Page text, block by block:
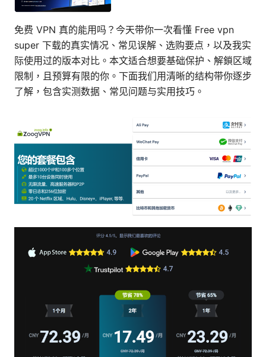
免费 VPN 真的能用吗？今天带你一次看懂 Free vpn
super 下载的真实情况、常见误解、选购要点，以及我实
际使用过的版本对比。本文适合想要基础保护、解鎖区域
限制，且预算有限的你。下面我们用清晰的结构带你逐步
了解，包含实测数据、常见问题与实用技巧。